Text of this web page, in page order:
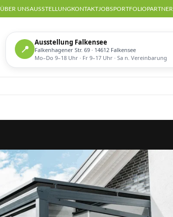
ÜBER UNSAUSSTELLUNGKONTAKTJOBSPORTFOLIOPARTNER
📍
Ausstellung Falkensee
Falkenhagener Str. 69 · 14612 Falkensee
Mo–Do 9–18 Uhr · Fr 9–17 Uhr · Sa n. Vereinbarung